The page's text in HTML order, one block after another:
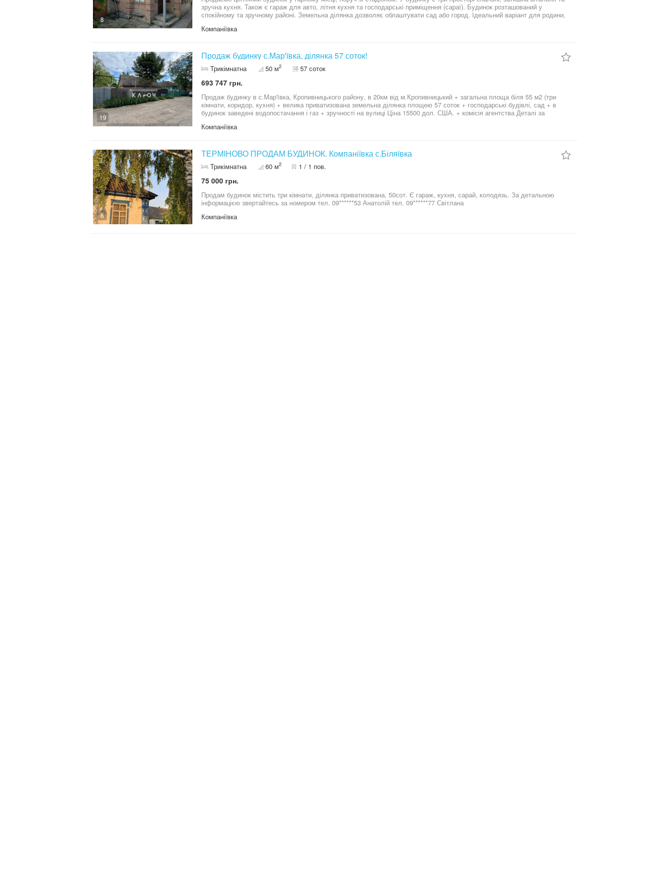
8
зручна кухня. Також є гараж для авто, літня кухня та господарські приміщення (сараї). Будинок розташований у
спокійному та зручному районі. Земельна ділянка дозволяє облаштувати сад або город. Ідеальний варіант для родини,
Компаніївка
19
Продаж будинку с.Мар'ївка, ділянка 57 соток!
Трикімнатна 50 м2 57 соток
693 747 грн.
Продаж будинку в с.Мар'ївка, Кропивницького району, в 20км від м.Кропивницький + загальна площа біля 55 м2 (три
кімнати, коридор, кухня) + велика приватизована земельна ділянка площею 57 соток + господарські будівлі, сад + в
будинок заведені водопостачання і газ + зручності на вулиці Ціна 15500 дол. США. + комісія агентства Деталі за
Компаніївка
8
ТЕРМІНОВО ПРОДАМ БУДИНОК. Компаніївка с.Біляївка
Трикімнатна 60 м2 1 / 1 пов.
75 000 грн.
Продам будинок містить три кімнати, ділянка приватизована, 50сот. Є гараж, кухня, сарай, колодязь. За детальною
інформацією звертайтесь за номером тел. 09******53 Анатолій тел. 09******77 Світлана
Компаніївка